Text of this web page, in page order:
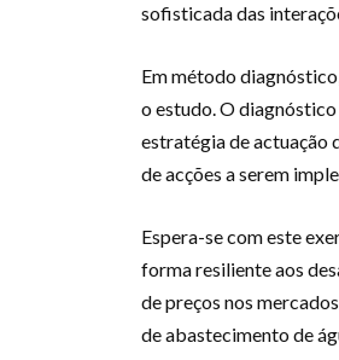
sofisticada das
Em método
o estudo. O
estratégia de actuação
de acções a serem
Espera-se com este
forma resiliente aos
de preços nos
de abastecimento de